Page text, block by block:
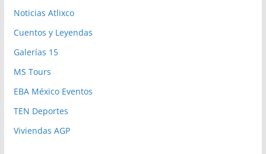
Noticias Atlixco
Cuentos y Leyendas
Galerías 15
MS Tours
EBA México Eventos
TEN Deportes
Viviendas AGP